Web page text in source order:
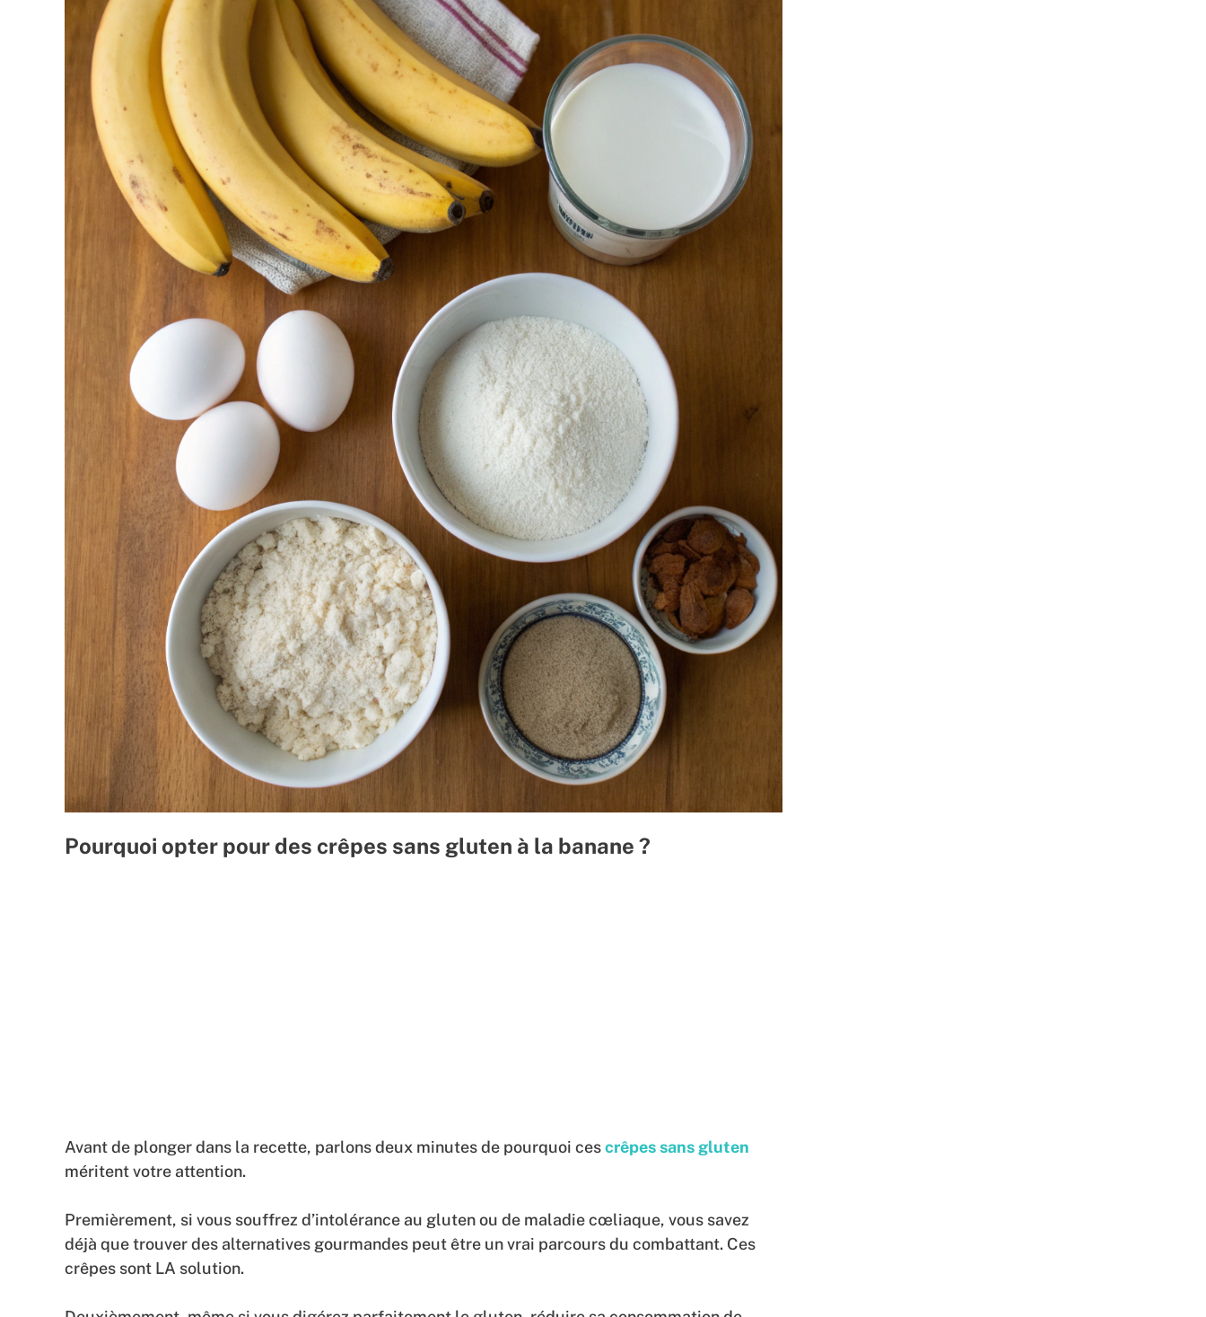
Pourquoi opter pour des crêpes sans gluten à la banane ?
Avant de plonger dans la recette, parlons deux minutes de pourquoi cescrêpes sans gluten
méritent votre attention.
Premièrement, si vous souffrez d’intolérance au gluten ou de maladie cœliaque, vous savez
déjà que trouver des alternatives gourmandes peut être un vrai parcours du combattant. Ces
crêpes sont LA solution.